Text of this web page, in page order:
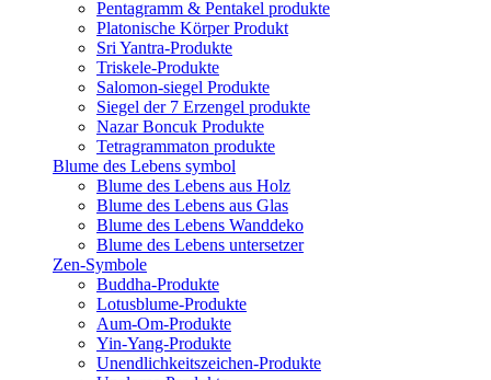
Pentagramm & Pentakel produkte
Platonische Körper Produkt
Sri Yantra-Produkte
Triskele-Produkte
Salomon-siegel Produkte
Siegel der 7 Erzengel produkte
Nazar Boncuk Produkte
Tetragrammaton produkte
Blume des Lebens symbol​
Blume des Lebens aus Holz
Blume des Lebens aus Glas
Blume des Lebens Wanddeko
Blume des Lebens untersetzer
Zen-Symbole
Buddha-Produkte
Lotusblume-Produkte
Aum-Om-Produkte
Yin-Yang-Produkte
Unendlichkeitszeichen-Produkte